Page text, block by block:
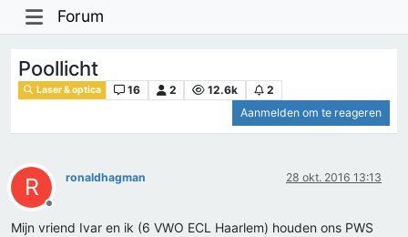
Forum
Poollicht
Laser & optica 16 2 12.6k
2
Aanmelden om te reageren
R
Offline
ronaldhagman 28 okt. 2016 13:13
Mijn vriend Ivar en ik (6 VWO ECL Haarlem) houden ons PWS